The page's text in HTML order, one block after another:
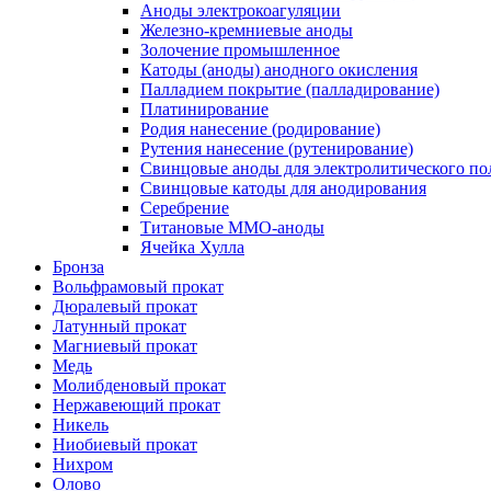
Аноды электрокоагуляции
Железно-кремниевые аноды
Золочение промышленное
Катоды (аноды) анодного окисления
Палладием покрытие (палладирование)
Платинирование
Родия нанесение (родирование)
Рутения нанесение (рутенирование)
Свинцовые аноды для электролитического
Свинцовые катоды для анодирования
Серебрение
Титановые ММО-аноды
Ячейка Хулла
Бронза
Вольфрамовый прокат
Дюралевый прокат
Латунный прокат
Магниевый прокат
Медь
Молибденовый прокат
Нержавеющий прокат
Никель
Ниобиевый прокат
Нихром
Олово